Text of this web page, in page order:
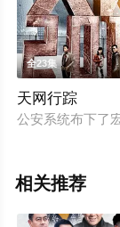
全23集
天网行踪
公安系统布下了
相关推荐